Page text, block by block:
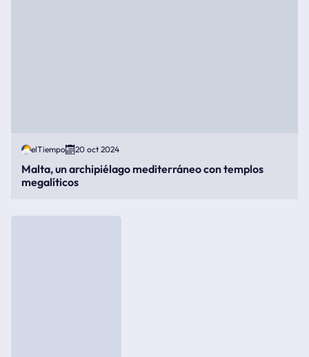
elTiempo 20 oct 2024
Malta, un archipiélago mediterráneo con templos
megalíticos